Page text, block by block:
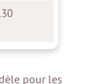
pour les